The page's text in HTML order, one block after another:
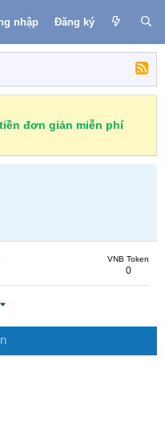
nhập Đăng ký
đơn giản miễn phí
VNB Token
0